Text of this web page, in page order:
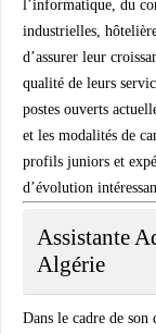
l’informatique, du
industrielles,
d’assurer leur
qualité de leurs
postes ouverts
et les modalités de
profils juniors et
d’évolution
Assistante
Algérie
Dans le cadre de son